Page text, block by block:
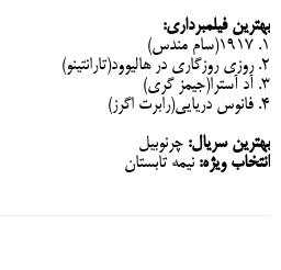
بهترین فیلمبرداری:
1. 1917(سام مندس)
2. روزی روزگاری در هالیوود(تارانتینو)
3. آد آسترا(جیمز گری)
4. فانوس دریایی(رابرت اگرز)
بهترین سریال: چرنوبیل
انتخاب ویژه: نیمه تابستان